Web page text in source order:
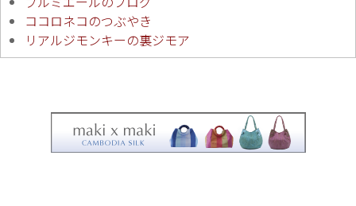
ココロネコのつぶやき
リアルジモンキーの裏ジモア